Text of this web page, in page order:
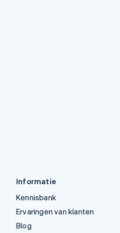
Informatie
Kennisbank
Ervaringen van klanten
Blog